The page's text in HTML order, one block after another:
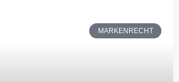
MARKENRECHT